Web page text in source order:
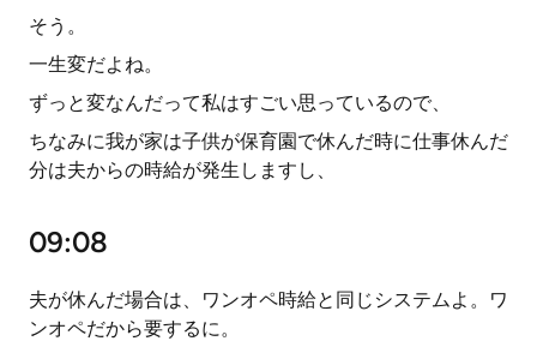
そう。
一生変だよね。
ずっと変なんだって私はすごい思っているので、
ちなみに我が家は子供が保育園で休んだ時に仕事休んだ
分は夫からの時給が発生しますし、
09:08
夫が休んだ場合は、ワンオペ時給と同じシステムよ。ワ
ンオペだから要するに。